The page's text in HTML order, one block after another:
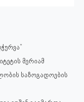
მერიამ
საზოგადოების